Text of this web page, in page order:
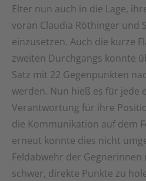
Elter nun auch in die Lage,
voran Claudia Röthinger und
einzusetzen. Auch die kurze
zweiten Durchgangs konnte
Satz mit 22 Gegenpunkten
werden. Nun hieß es für jede
Verantwortung für ihre
die Kommunikation auf dem
erneut konnte dies nicht
Feldabwehr der Gegnerinnen
schwer, direkte Punkte zu